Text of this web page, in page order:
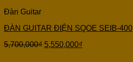
Đàn Guitar
ĐÀN GUITAR ĐIỆN SQOE SEIB-400
5,700,000₫ 5,550,000₫